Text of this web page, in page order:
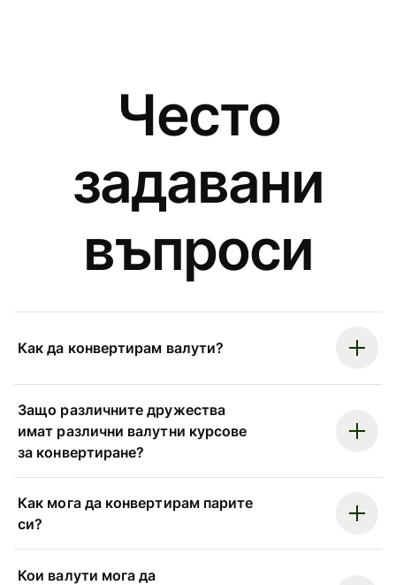
Често
задавани
въпроси
Как да конвертирам валути?
Защо различните дружества
имат различни валутни курсове
за конвертиране?
Как мога да конвертирам парите
си?
Кои валути мога да